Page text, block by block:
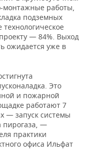
монтажные работы,
подземных
технологическое
— 84%. Выход
ожидается уже в
Это
и пожарной
работают 7
— запуск системы
пирогаза, —
практики
офиса Ильфат